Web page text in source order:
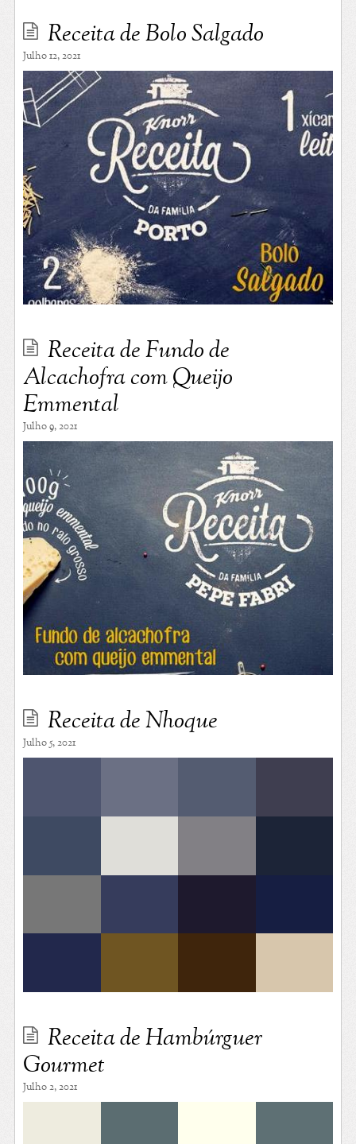
Receita de Bolo Salgado
Julho 12, 2021
Receita de Fundo de
Alcachofra com Queijo
Emmental
Julho 9, 2021
Receita de Nhoque
Julho 5, 2021
Receita de Hambúrguer
Gourmet
Julho 2, 2021